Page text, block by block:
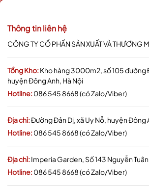
Thông tin liên hệ
CÔNG TY CỔ PHẦN SẢN XUẤT VÀ THƯƠNG
Tổng Kho:Kho hàng 3000m2, số 105 đường
huyện Đông Anh, Hà Nội
Hotline:086 545 8668 (có Zalo/Viber)
Địa chỉ:Đường Đản Dị, xã Uy Nỗ, huyện Đông
Hotline:086 545 8668 (có Zalo/Viber)
Địa chỉ:Imperia Garden, Số 143 Nguyễn
Hotline:086 545 8668 (có Zalo/Viber)